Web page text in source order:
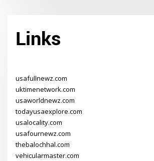
Links
usafullnewz.com
uktimenetwork.com
usaworldnewz.com
todayusaexplore.com
usalocality.com
usafournewz.com
thebalochhal.com
vehicularmaster.com